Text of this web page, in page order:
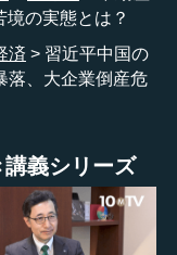
があったときには
いる以上、経済と
ということです。
氏がやろうとし
ことではなかった
の実態とは？
済
習近平中国の
落、大企業倒産危
講義シリーズ